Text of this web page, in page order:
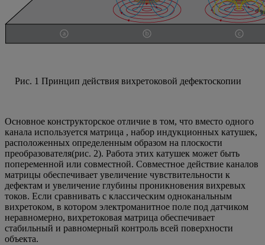
Рис. 1 Принцип действия вихретоковой дефектоскопии
Основное конструкторское отличие в том, что вместо одного
канала используется матрица , набор индукционных катушек,
расположенных определенным образом на плоскости
преобразователя(рис. 2). Работа этих катушек может быть
попеременной или совместной. Совместное действие каналов
матрицы обеспечивает увеличение чувствительности к
дефектам и увеличение глубины проникновения вихревых
токов. Если сравнивать с классическим одноканальным
вихретоком, в котором электроманитное поле под датчиком
неравномерно, вихретоковая матрица обеспечивает
стабильный и равномерный контроль всей поверхности
объекта.